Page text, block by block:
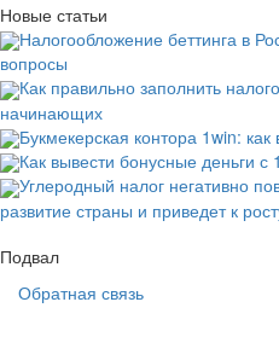
Новые статьи
Налогообложение беттинга в
вопросы
Как правильно заполнить
начинающих
Букмекерская контора 1win:
Как вывести бонусные деньги с
Углеродный налог негативно
развитие страны и приведет к
Подвал
Обратная связь